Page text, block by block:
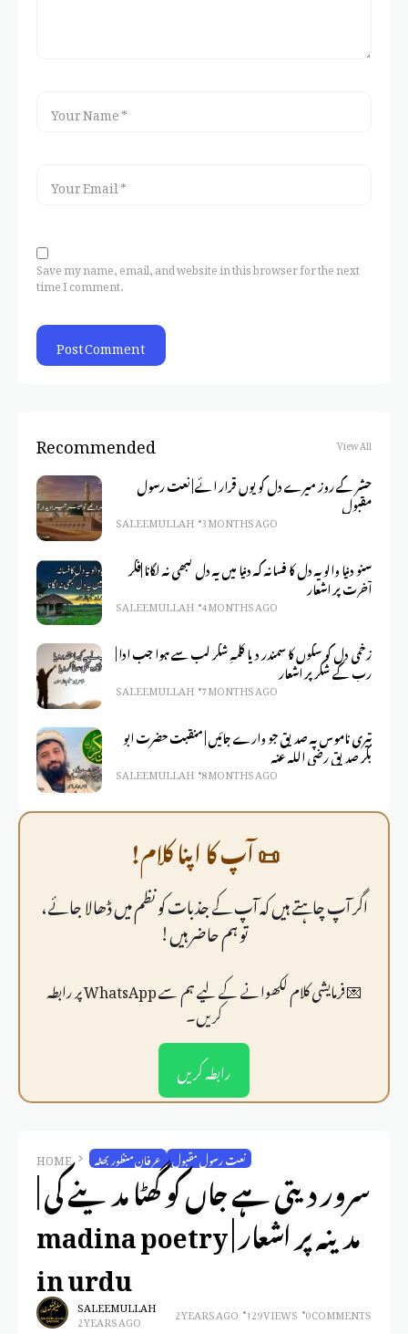
Save my name, email, and website in this browser for the next
time I comment.
Recommended View All
حشر کے روز میرے دل کو یوں قرار ائے | نعت رسول
مقبول
SALEEM ULLAH 3 MONTHS AGO
سنو دنیا والو یہ دل کا فسانہ کہ دنیا میں یہ دل کبھی نہ لگانا |فکر
آخرت پر اشعار
SALEEM ULLAH 4 MONTHS AGO
زخمی دل کو سکوں کا سمندر دیا کلمہِ شکر لب سے ہوا جب ادا |
رب کے شکر پر اشعار
SALEEM ULLAH 7 MONTHS AGO
تیری ناموس پہ صدیق جو وارے جائیں | منقبت حضرت ابو
بکر صدیق رضی اللہ عنہ
SALEEM ULLAH 8 MONTHS AGO
📜 آپ کا اپنا کلام!
اگر آپ چاہتے ہیں کہ آپ کے جذبات کو نظم میں ڈھالا جائے،
تو ہم حاضر ہیں!
💌 فرمايشی کلام لکھوانے کے لیے ہم سے WhatsApp پر رابطہ
کریں۔
رابطہ کریں
HOME عرفان منظور بھٹہ نعت رسول مقبول
سرور دیتی ہے جاں کو گھٹا مدینے کی |
مدینہ پر اشعار | madina poetry
in urdu
SALEEM ULLAH
2 YEARS AGO 2 YEARS AGO 129 VIEWS 0 COMMENTS